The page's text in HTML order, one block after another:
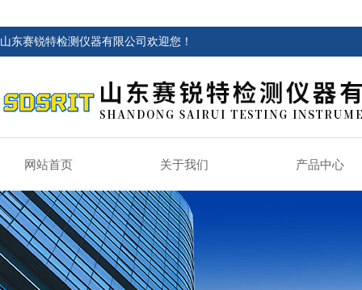
山东赛锐特检测仪器有限公司欢迎您！
网站首页 关于我们 产品中心